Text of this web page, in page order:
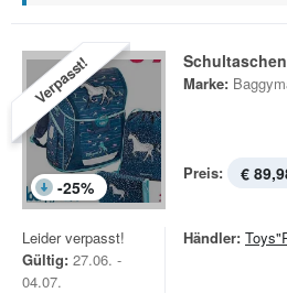
Verpasst!
-25%
Marke:
Preis: €
Leider verpasst!
Gültig: 27.06. -
04.07.
Händler: